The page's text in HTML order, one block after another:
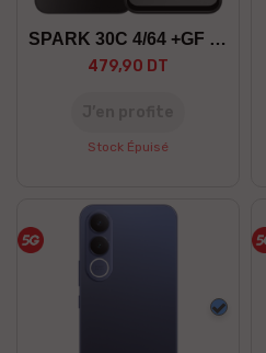
SPARK 30C 4/64 +GF 5G
479,90 DT
Stock Épuisé
Bleu